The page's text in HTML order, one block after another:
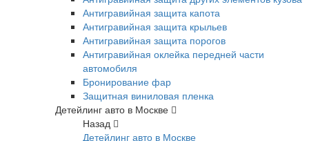
Антигравийная защита капота
Антигравийная защита крыльев
Антигравийная защита порогов
Антигравийная оклейка передней части
автомобиля
Бронирование фар
Защитная виниловая пленка
Детейлинг авто в Москве
Назад
Детейлинг авто в Москве